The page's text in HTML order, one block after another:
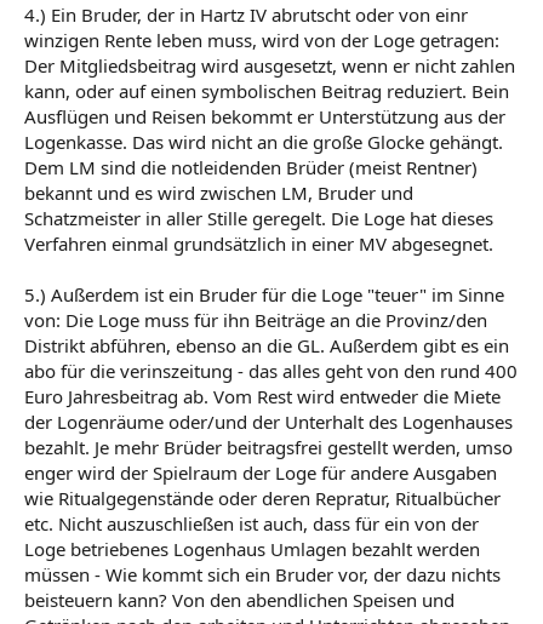
4.) Ein Bruder, der in Hartz IV abrutscht oder von einr
winzigen Rente leben muss, wird von der Loge getragen:
Der Mitgliedsbeitrag wird ausgesetzt, wenn er nicht zahlen
kann, oder auf einen symbolischen Beitrag reduziert. Bein
Ausflügen und Reisen bekommt er Unterstützung aus der
Logenkasse. Das wird nicht an die große Glocke gehängt.
Dem LM sind die notleidenden Brüder (meist Rentner)
bekannt und es wird zwischen LM, Bruder und
Schatzmeister in aller Stille geregelt. Die Loge hat dieses
Verfahren einmal grundsätzlich in einer MV abgesegnet.
5.) Außerdem ist ein Bruder für die Loge "teuer" im Sinne
von: Die Loge muss für ihn Beiträge an die Provinz/den
Distrikt abführen, ebenso an die GL. Außerdem gibt es ein
abo für die verinszeitung - das alles geht von den rund 400
Euro Jahresbeitrag ab. Vom Rest wird entweder die Miete
der Logenräume oder/und der Unterhalt des Logenhauses
bezahlt. Je mehr Brüder beitragsfrei gestellt werden, umso
enger wird der Spielraum der Loge für andere Ausgaben
wie Ritualgegenstände oder deren Repratur, Ritualbücher
etc. Nicht auszuschließen ist auch, dass für ein von der
Loge betriebenes Logenhaus Umlagen bezahlt werden
müssen - Wie kommt sich ein Bruder vor, der dazu nichts
beisteuern kann? Von den abendlichen Speisen und